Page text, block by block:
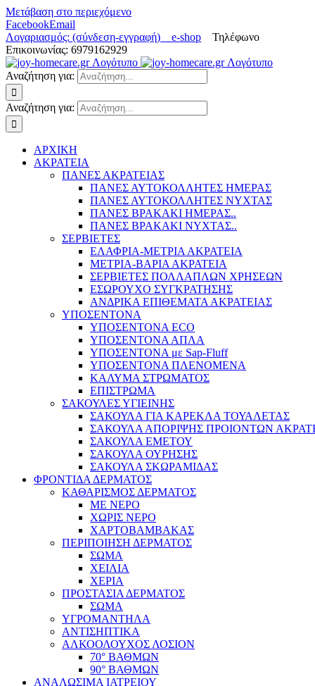
Μετάβαση στο περιεχόμενο
FacebookEmail
Λογαριασμός: (σύνδεση-εγγραφή) e-shop Τηλέφωνο
Επικοινωνίας: 6979162929
Αναζήτηση για:
Αναζήτηση για:
ΑΡΧΙΚΗ
ΑΚΡΑΤΕΙΑ
ΠΑΝΕΣ ΑΚΡΑΤΕΙΑΣ
ΠΑΝΕΣ ΑΥΤΟΚΟΛΛΗΤΕΣ ΗΜΕΡΑΣ
ΠΑΝΕΣ ΑΥΤΟΚΟΛΛΗΤΕΣ ΝΥΧΤΑΣ
ΠΑΝΕΣ ΒΡΑΚΑΚΙ ΗΜΕΡΑΣ..
ΠΑΝΕΣ ΒΡΑΚΑΚΙ ΝΥΧΤΑΣ..
ΣΕΡΒΙΕΤΕΣ
ΕΛΑΦΡΙΑ-ΜΕΤΡΙΑ ΑΚΡΑΤΕΙΑ
ΜΕΤΡΙΑ-ΒΑΡΙΑ ΑΚΡΑΤΕΙΑ
ΣΕΡΒΙΕΤΕΣ ΠΟΛΛΑΠΛΩΝ ΧΡΗΣΕΩΝ
ΕΣΩΡΟΥΧΟ ΣΥΓΚΡΑΤΗΣΗΣ
ΑΝΔΡΙΚΑ ΕΠΙΘΕΜΑΤΑ ΑΚΡΑΤΕΙΑΣ
ΥΠΟΣΕΝΤΟΝΑ
ΥΠΟΣΕΝΤΟΝΑ ECO
ΥΠΟΣΕΝΤΟΝΑ ΑΠΛΑ
ΥΠΟΣΕΝΤΟΝΑ με Sap-Fluff
ΥΠΟΣΕΝΤΟΝΑ ΠΛΕΝΟΜΕΝΑ
ΚΑΛΥΜΑ ΣΤΡΩΜΑΤΟΣ
ΕΠΙΣΤΡΩΜΑ
ΣΑΚΟΥΛΕΣ ΥΓΙΕΙΝΗΣ
ΣΑΚΟΥΛΑ ΓΙΑ ΚΑΡΕΚΛΑ ΤΟΥΑΛΕΤΑΣ
ΣΑΚΟΥΛΑ ΑΠΟΡΙΨΗΣ ΠΡΟΙΟΝΤΩΝ
ΣΑΚΟΥΛΑ ΕΜΕΤΟΥ
ΣΑΚΟΥΛΑ ΟΥΡΗΣΗΣ
ΣΑΚΟΥΛΑ ΣΚΩΡΑΜΙΔΑΣ
ΦΡΟΝΤΙΔΑ ΔΕΡΜΑΤΟΣ
ΚΑΘΑΡΙΣΜΟΣ ΔΕΡΜΑΤΟΣ
ΜΕ ΝΕΡΟ
ΧΩΡΙΣ ΝΕΡΟ
ΧΑΡΤΟΒΑΜΒΑΚΑΣ
ΠΕΡΙΠΟΙΗΣΗ ΔΕΡΜΑΤΟΣ
ΣΩΜΑ
ΧΕΙΛΙΑ
ΧΕΡΙΑ
ΠΡΟΣΤΑΣΙΑ ΔΕΡΜΑΤΟΣ
ΣΩΜΑ
ΥΓΡΟΜΑΝΤΗΛΑ
ΑΝΤΙΣΗΠΤΙΚΑ
ΑΛΚΟΟΛΟΥΧΟΣ ΛΟΣΙΟΝ
70° ΒΑΘΜΩΝ
90° ΒΑΘΜΩΝ
ΑΝΑΛΩΣΙΜΑ ΙΑΤΡΕΙΟΥ